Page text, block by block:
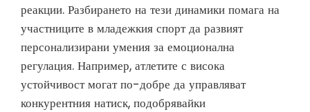
реакции. Разбирането на тези динамики помага на
участниците в младежкия спорт да развият
персонализирани умения за емоционална
регулация. Например, атлетите с висока
устойчивост могат по-добре да управляват
конкурентния натиск, подобрявайки